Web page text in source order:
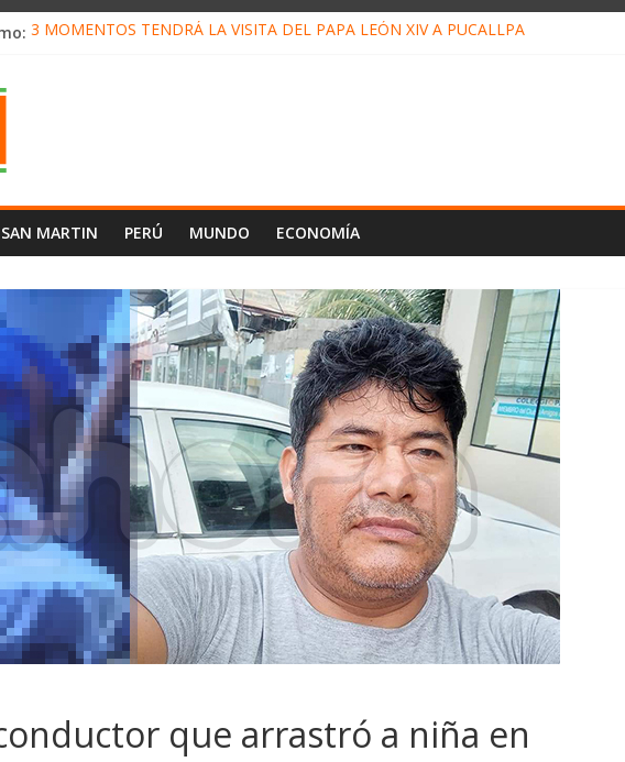
3 MOMENTOS TENDRÁ LA VISITA DEL PAPA LEÓN XIV A PUCALLPA
SAN MARTIN PERÚ MUNDO ECONOMÍA
que arrastró a niña en